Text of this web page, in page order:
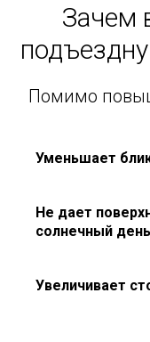
Зачем
Помимо
Уменьшает
Не дает
солнечный день
Увеличивает